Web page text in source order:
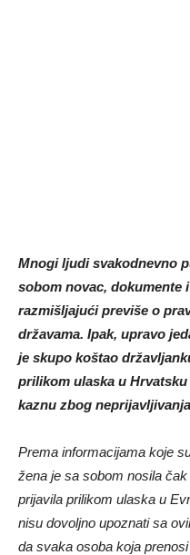
Mnogi ljudi svakodnevno
sobom novac, dokumente
razmišljajući previše o
državama. Ipak, upravo
je skupo koštao
prilikom ulaska u
kaznu zbog
Prema informacijama koje
žena je sa sobom nosila
prijavila prilikom ulaska u
nisu dovoljno upoznati sa
da svaka osoba koja